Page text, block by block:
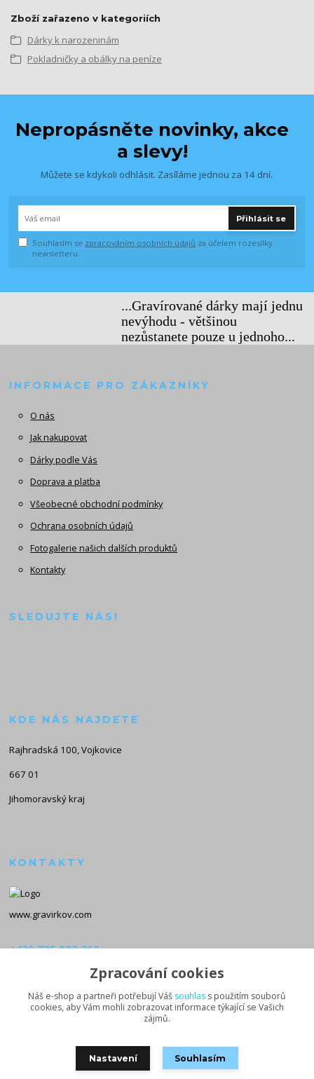
Zboží zařazeno v kategoriích
Dárky k narozeninám
Pokladničky a obálky na peníze
Nepropásněte novinky, akce
a slevy!
Můžete se kdykoli odhlásit. Zasíláme jednou za 14 dní.
Přihlásit se
Souhlasím se zpracováním osobních údajů za účelem rozesílky
newsletteru.
...Gravírované dárky mají jednu
nevýhodu - většinou
nezůstanete pouze u jednoho...
INFORMACE PRO ZÁKAZNÍKY
O nás
Jak nakupovat
Dárky podle Vás
Doprava a platba
Všeobecné obchodní podmínky
Ochrana osobních údajů
Fotogalerie našich dalších produktů
Kontakty
SLEDUJTE NÁS!
KDE NÁS NAJDETE
Rajhradská 100, Vojkovice
667 01
Jihomoravský kraj
KONTAKTY
www.gravirkov.com
+420 735 923 312
info@gravirkov.com
Zpracování cookies
Náš e-shop a partneři potřebují Váš souhlas s použitím souborů
cookies, aby Vám mohli zobrazovat informace týkající se Vašich
zájmů.
Nastavení Souhlasím